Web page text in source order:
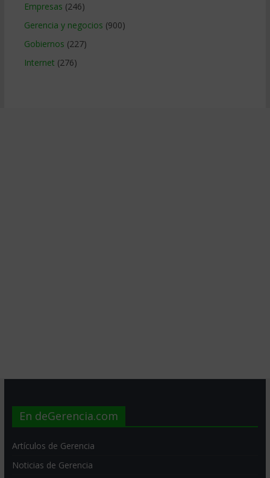
Empresas (246)
Gerencia y negocios (900)
Gobiernos (227)
Internet (276)
En deGerencia.com
Artículos de Gerencia
Noticias de Gerencia